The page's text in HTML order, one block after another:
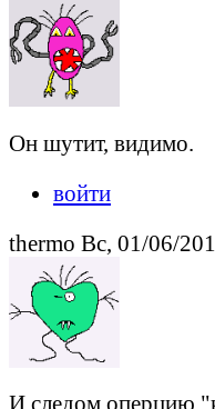
Он шутит, видимо.
войти
thermo Вс, 01/06/
И следом оперцию